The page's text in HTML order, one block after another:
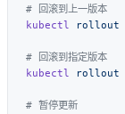
kubectl rollout
kubectl rollout